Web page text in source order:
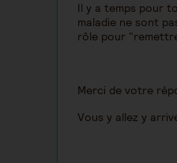
Il y a temps pour
maladie ne sont
rôle pour
Merci de votre
Vous y allez y